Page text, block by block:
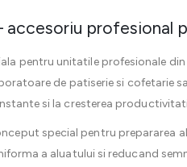
accesoriu profesional
pentru unitatile profesionale
de patiserie si cofetarie
si la cresterea
special pentru prepararea
a aluatului si reducand